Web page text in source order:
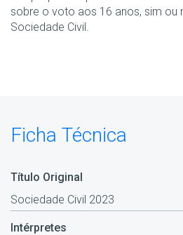
sobre o voto aos 16 anos, sim ou
Sociedade Civil.
Ficha Técnica
Título Original
Sociedade Civil 2023
Intérpretes